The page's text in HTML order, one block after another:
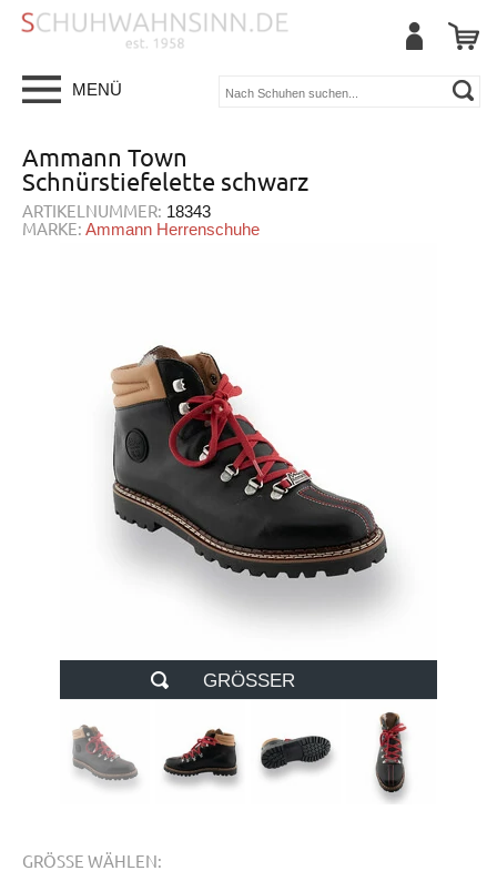
MENÜ
Ammann Town
Schnürstiefelette schwarz
ARTIKELNUMMER: 18343
MARKE: Ammann Herrenschuhe
GRÖSSER
GRÖSSE WÄHLEN: